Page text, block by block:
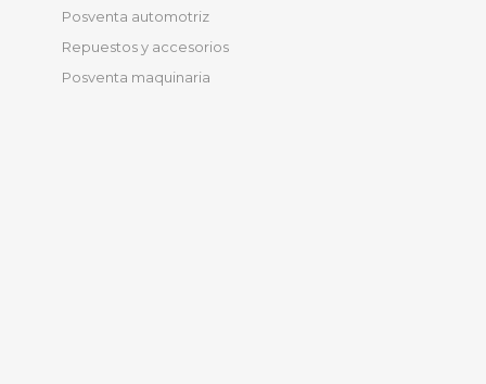
Posventa automotriz
Repuestos y accesorios
Posventa maquinaria